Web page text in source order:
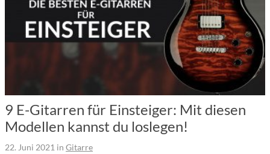
9 E-Gitarren für Einsteiger: Mit diesen
Modellen kannst du loslegen!
22. Juni 2021 in Gitarre